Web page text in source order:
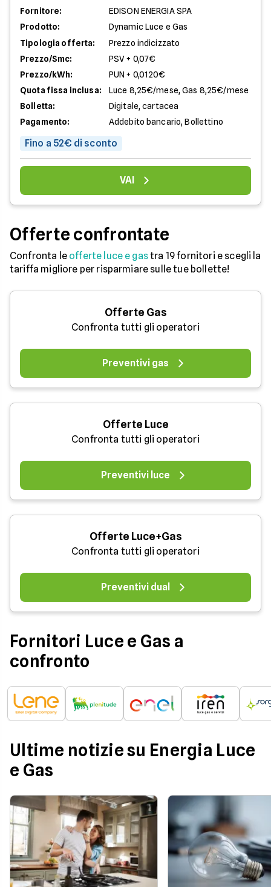
Fornitore:
EDISON ENERGIA SPA
Prodotto:
Dynamic Luce e Gas
Tipologia offerta:
Prezzo indicizzato
Prezzo/Smc:
PSV + 0,07€
Prezzo/kWh:
PUN + 0,0120€
Quota fissa inclusa:
Luce 8,25€/mese, Gas 8,25€/mese
Bolletta:
Digitale, cartacea
Pagamento:
Addebito bancario, Bollettino
Fino a 52€ di sconto
VAI
Offerte confrontate
Confronta le offerte luce e gastra 19 fornitori e scegli la
tariffa migliore per risparmiare sulle tue bollette!
Offerte Gas
Confronta tutti gli operatori
Preventivi gas
Offerte Luce
Confronta tutti gli operatori
Preventivi luce
Offerte Luce+Gas
Confronta tutti gli operatori
Preventivi dual
Fornitori Luce e Gas a
confronto
Ultime notizie su Energia Luce
e Gas